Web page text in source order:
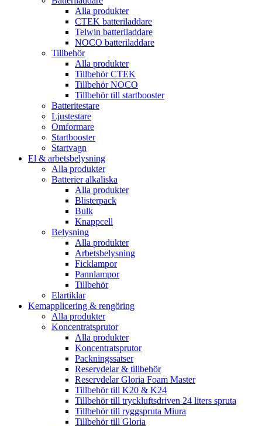
Alla produkter
CTEK batteriladdare
Telwin batteriladdare
NOCO batteriladdare
Tillbehör
Alla produkter
Tillbehör CTEK
Tillbehör NOCO
Tillbehör till startbooster
Batteritestare
Ljustestare
Omformare
Startbooster
Startvagn
El & arbetsbelysning
Alla produkter
Batterier alkaliska
Alla produkter
Blisterpack
Bulk
Knappcell
Belysning
Alla produkter
Arbetsbelysning
Ficklampor
Pannlampor
Tillbehör
Elartiklar
Kemapplicering & rengöring
Alla produkter
Koncentratsprutor
Alla produkter
Koncentratsprutor
Packningssatser
Reservdelar & tillbehör
Reservdelar Gloria Foam Master
Tillbehör till K20 & K24
Tillbehör till tryckluftsdriven 24 liters spruta
Tillbehör till ryggspruta Miura
Tillbehör till Gloria